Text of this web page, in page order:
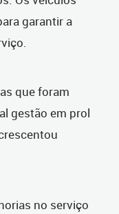
garantir a
que foram
gestão em prol
no serviço